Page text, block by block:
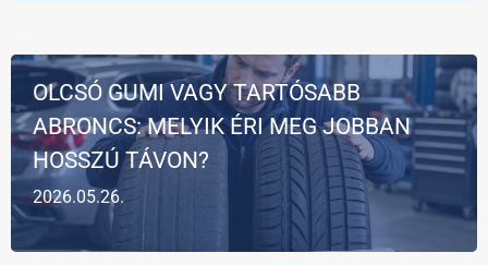
2026.05.26.
OLCSÓ GUMI VAGY TARTÓSABB
ABRONCS: MELYIK ÉRI MEG JOBBAN
HOSSZÚ TÁVON?